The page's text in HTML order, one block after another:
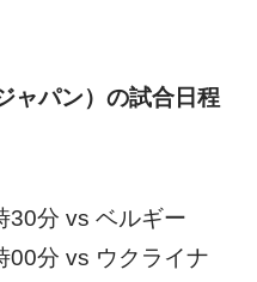
ャパン）の試合日程
30分 vs ベルギー
00分 vs ウクライナ